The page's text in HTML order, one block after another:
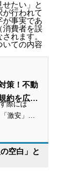
たい」と
が行われて
が事実であ
消費者を誤
れます。
いての内容
策！不動
約を広告
際には
激安」な
、不動産
空白」と